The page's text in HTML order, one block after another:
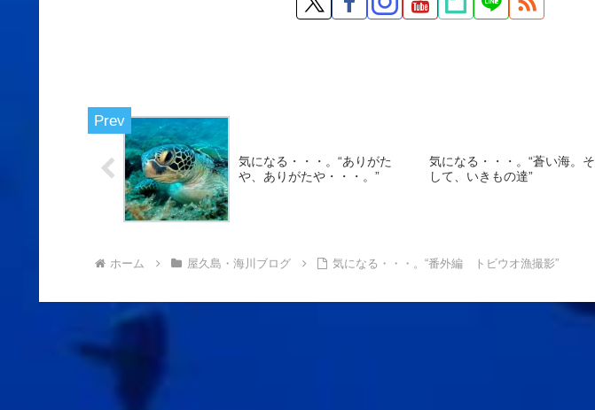
気になる・・・。“ありがた
や、ありがたや・・・。”
気になる・・・。“蒼い海。そ
して、いきもの達”
ホーム 屋久島・海川ブログ 気になる・・・。“番外編 トビウオ漁撮影”